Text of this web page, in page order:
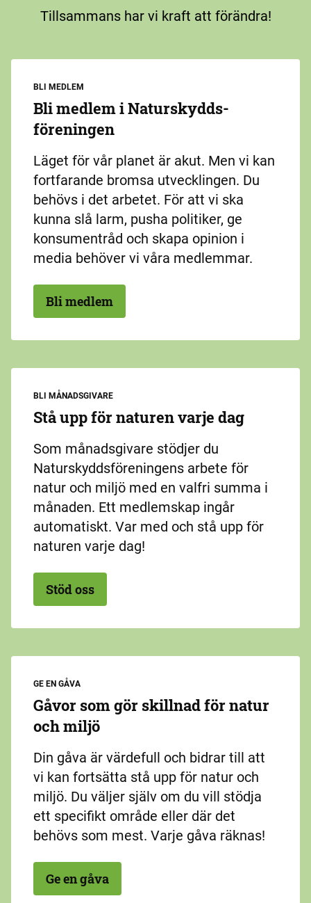
Tillsammans har vi kraft att förändra!
BLI MEDLEM
Bli medlem i Naturskydds­
föreningen
Läget för vår planet är akut. Men vi kan
fortfarande bromsa utvecklingen. Du
behövs i det arbetet. För att vi ska
kunna slå larm, pusha politiker, ge
konsumentråd och skapa opinion i
media behöver vi våra medlemmar.
Bli medlem
BLI MÅNADSGIVARE
Stå upp för naturen varje dag
Som månadsgivare stödjer du
Naturskyddsföreningens arbete för
natur och miljö med en valfri summa i
månaden. Ett medlemskap ingår
automatiskt. Var med och stå upp för
naturen varje dag!
Stöd oss
GE EN GÅVA
Gåvor som gör skillnad för natur
och miljö
Din gåva är värdefull och bidrar till att
vi kan fortsätta stå upp för natur och
miljö. Du väljer själv om du vill stödja
ett specifikt område eller där det
behövs som mest. Varje gåva räknas!
Ge en gåva